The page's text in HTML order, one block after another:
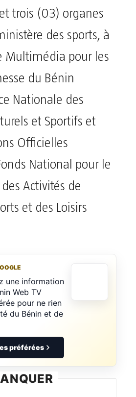
trois (03) organes
des sports, à
Multimédia pour les
du Bénin
Nationale des
et Sportifs et
Officielles
National pour le
Activités de
et des Loisirs
une information
Web TV
pour ne rien
du Bénin et de
préférées